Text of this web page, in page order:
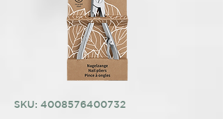
SKU: 4008576400732